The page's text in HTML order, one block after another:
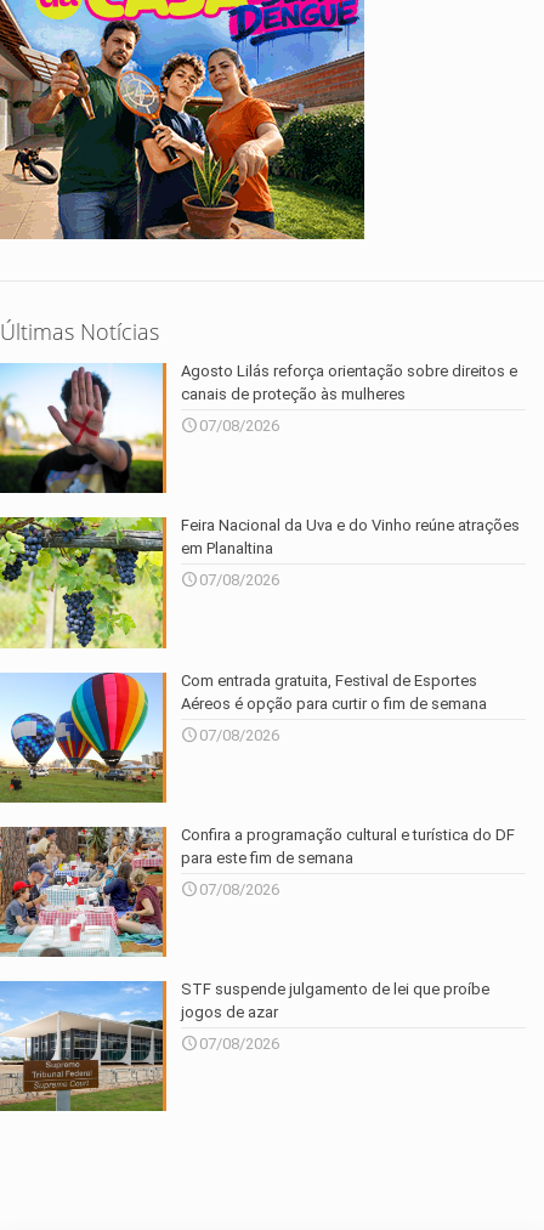
Últimas Notícias
Agosto Lilás reforça orientação sobre direitos e
canais de proteção às mulheres
07/08/2026
Feira Nacional da Uva e do Vinho reúne atrações
em Planaltina
07/08/2026
Com entrada gratuita, Festival de Esportes
Aéreos é opção para curtir o fim de semana
07/08/2026
Confira a programação cultural e turística do DF
para este fim de semana
07/08/2026
STF suspende julgamento de lei que proíbe
jogos de azar
07/08/2026